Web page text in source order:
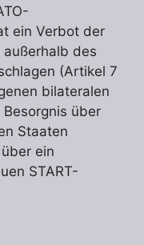
ein Verbot der
des
(Artikel 7
bilateralen
über
Staaten
ein
START-